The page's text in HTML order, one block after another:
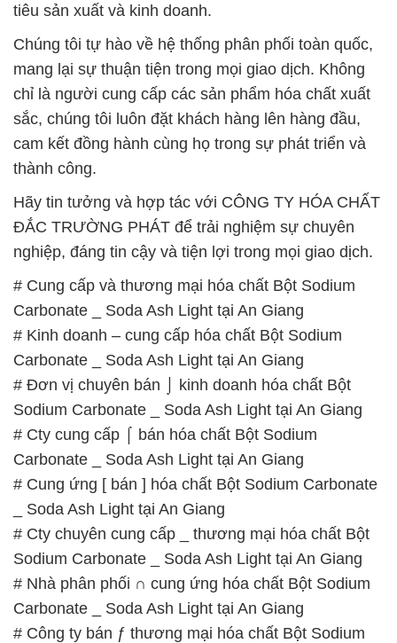
tiêu sản xuất và kinh doanh.
Chúng tôi tự hào về hệ thống phân phối toàn quốc,
mang lại sự thuận tiện trong mọi giao dịch. Không
chỉ là người cung cấp các sản phẩm hóa chất xuất
sắc, chúng tôi luôn đặt khách hàng lên hàng đầu,
cam kết đồng hành cùng họ trong sự phát triển và
thành công.
Hãy tin tưởng và hợp tác với CÔNG TY HÓA CHẤT
ĐẮC TRƯỜNG PHÁT để trải nghiệm sự chuyên
nghiệp, đáng tin cậy và tiện lợi trong mọi giao dịch.
# Cung cấp và thương mại hóa chất Bột Sodium
Carbonate _ Soda Ash Light tại An Giang
# Kinh doanh – cung cấp hóa chất Bột Sodium
Carbonate _ Soda Ash Light tại An Giang
# Đơn vị chuyên bán ⌡ kinh doanh hóa chất Bột
Sodium Carbonate _ Soda Ash Light tại An Giang
# Cty cung cấp ⌠ bán hóa chất Bột Sodium
Carbonate _ Soda Ash Light tại An Giang
# Cung ứng [ bán ] hóa chất Bột Sodium Carbonate
_ Soda Ash Light tại An Giang
# Cty chuyên cung cấp _ thương mại hóa chất Bột
Sodium Carbonate _ Soda Ash Light tại An Giang
# Nhà phân phối ∩ cung ứng hóa chất Bột Sodium
Carbonate _ Soda Ash Light tại An Giang
# Công ty bán ƒ thương mại hóa chất Bột Sodium